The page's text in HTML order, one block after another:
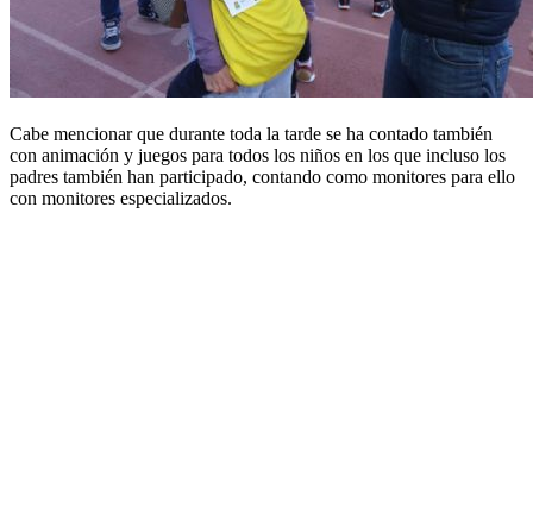
Cabe mencionar que durante toda la tarde se ha contado también
con animación y juegos para todos los niños en los que incluso los
padres también han participado, contando como monitores para ello
con monitores especializados.